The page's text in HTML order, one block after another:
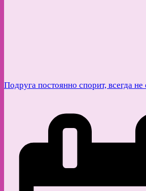
Подруга постоянно спорит, всегда не